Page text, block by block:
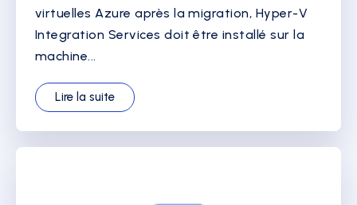
virtuelles Azure après la migration, Hyper-V
Integration Services doit être installé sur la
machine...
Lire la suite